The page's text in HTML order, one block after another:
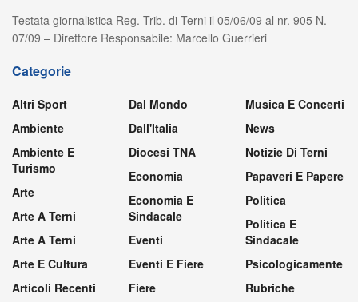
Testata giornalistica Reg. Trib. di Terni il 05/06/09 al nr. 905 N.
07/09 – Direttore Responsabile: Marcello Guerrieri
Categorie
Altri Sport
Ambiente
Ambiente E
Turismo
Arte
Arte A Terni
Arte A Terni
Arte E Cultura
Articoli Recenti
Dal Mondo
Dall'Italia
Diocesi TNA
Economia
Economia E
Sindacale
Eventi
Eventi E Fiere
Fiere
Musica E Concerti
News
Notizie Di Terni
Papaveri E Papere
Politica
Politica E
Sindacale
Psicologicamente
Rubriche